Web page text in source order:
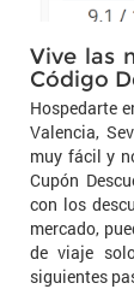
Vive las
Código
Hospedarte
Valencia,
muy fácil y
Cupón
con los
mercado,
de viaje
siguientes